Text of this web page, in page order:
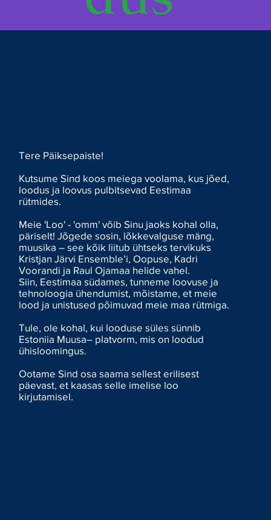
Tere Päiksepaiste!
Kutsume Sind koos meiega voolama, kus jõed,
loodus ja loovus pulbitsevad Eestimaa
rütmides.
Meie 'Loo' - 'omm' võib Sinu jaoks kohal olla,
päriselt! Jõgede sosin, lõkkevalguse mäng,
muusika – see kõik liitub ühtseks tervikuks
Kristjan Järvi Ensemble’i, Oopuse, Kadri
Voorandi ja Raul Ojamaa helide vahel.
Siin, Eestimaa südames, tunneme loovuse ja
tehnoloogia ühendumist, mõistame, et meie
lood ja unistused põimuvad meie maa rütmiga.
Tule, ole kohal, kui looduse süles sünnib
Estoniia Muusa– platvorm, mis on loodud
ühisloomingus.
Ootame Sind osa saama sellest erilisest
päevast, et kaasas selle imelise loo
kirjutamisel.